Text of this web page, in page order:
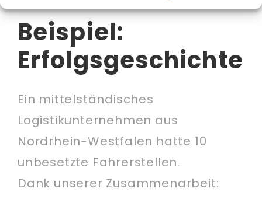
Beispiel:
Erfolgsgeschichte
Ein mittelständisches
Logistikunternehmen aus
Nordrhein-Westfalen hatte 10
unbesetzte Fahrerstellen.
Dank unserer Zusammenarbeit: